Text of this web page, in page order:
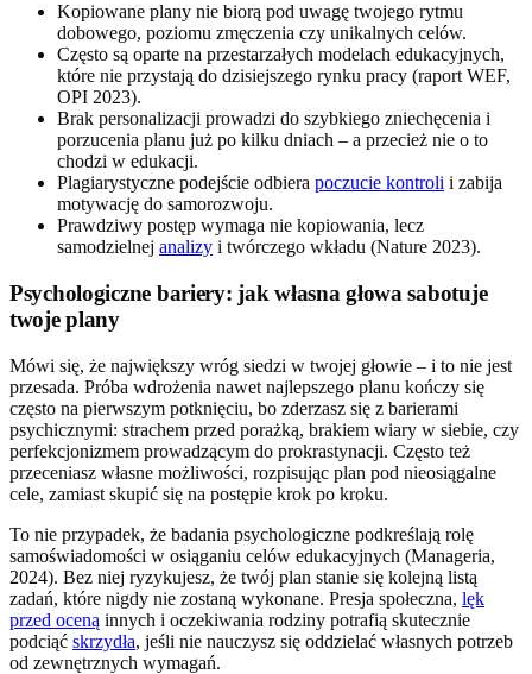
Kopiowane plany nie biorą pod uwagę twojego rytmu
dobowego, poziomu zmęczenia czy unikalnych celów.
Często są oparte na przestarzałych modelach edukacyjnych,
które nie przystają do dzisiejszego rynku pracy (raport WEF,
OPI 2023).
Brak personalizacji prowadzi do szybkiego zniechęcenia i
porzucenia planu już po kilku dniach – a przecież nie o to
chodzi w edukacji.
Plagiarystyczne podejście odbiera poczucie kontroli i zabija
motywację do samorozwoju.
Prawdziwy postęp wymaga nie kopiowania, lecz
samodzielnej analizy i twórczego wkładu (Nature 2023).
Psychologiczne bariery: jak własna głowa sabotuje
twoje plany
Mówi się, że największy wróg siedzi w twojej głowie – i to nie jest
przesada. Próba wdrożenia nawet najlepszego planu kończy się
często na pierwszym potknięciu, bo zderzasz się z barierami
psychicznymi: strachem przed porażką, brakiem wiary w siebie, czy
perfekcjonizmem prowadzącym do prokrastynacji. Często też
przeceniasz własne możliwości, rozpisując plan pod nieosiągalne
cele, zamiast skupić się na postępie krok po kroku.
To nie przypadek, że badania psychologiczne podkreślają rolę
samoświadomości w osiąganiu celów edukacyjnych (Manageria,
2024). Bez niej ryzykujesz, że twój plan stanie się kolejną listą
zadań, które nigdy nie zostaną wykonane. Presja społeczna, lęk
przed oceną innych i oczekiwania rodziny potrafią skutecznie
podciąć skrzydła, jeśli nie nauczysz się oddzielać własnych potrzeb
od zewnętrznych wymagań.